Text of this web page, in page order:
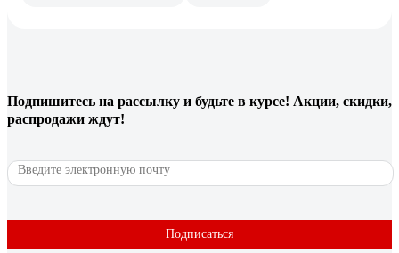
Подпишитесь на рассылку и будьте в курсе! Акции, скидки,
распродажи ждут!
Подписаться